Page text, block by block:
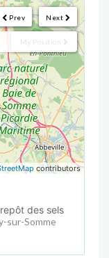
Next
Prev
My Position
contributors
des sels
sur-Somme